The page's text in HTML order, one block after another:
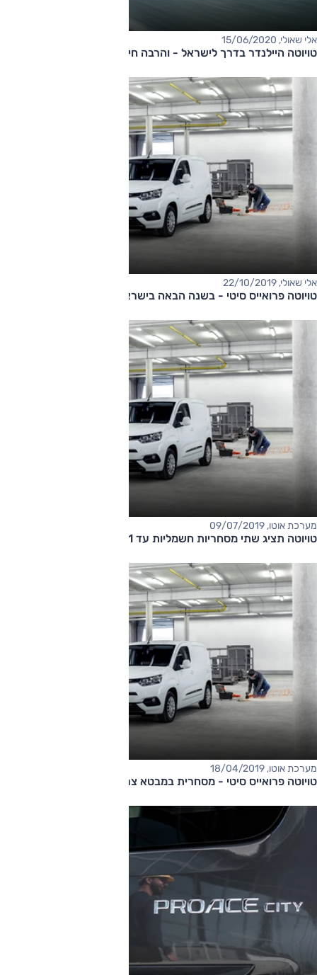
אלי שאולי, 15/06/2020
טויוטה היילנדר בדרך לישראל - והרבה חידושים
אלי שאולי, 22/10/2019
טויוטה פרואייס סיטי - בשנה הבאה בישראל
מערכת אוטו, 09/07/2019
טויוטה תציג שתי מסחריות חשמליות עד 2021
מערכת אוטו, 18/04/2019
טויוטה פרואייס סיטי - מסחרית במבטא צרפתי